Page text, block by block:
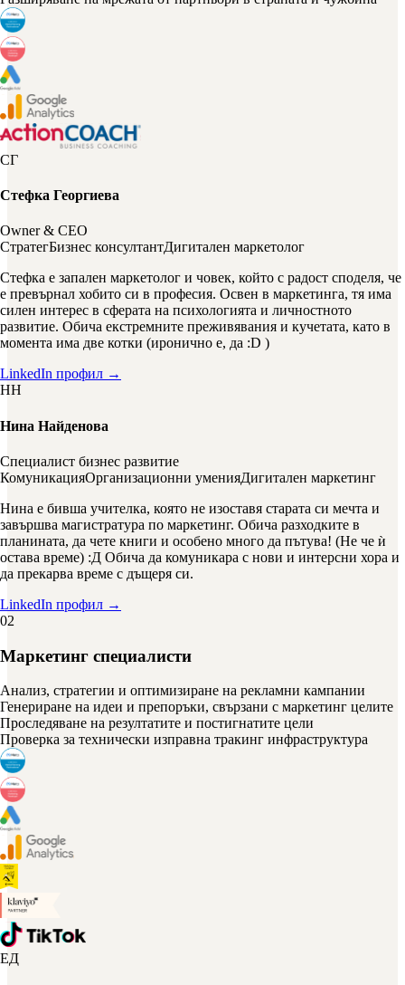
СГ
Стефка Георгиева
Owner & CEO
СтратегБизнес консултантДигитален маркетолог
Стефка е запален маркетолог и човек, който с радост споделя, че
е превърнал хобито си в професия. Освен в маркетинга, тя има
силен интерес в сферата на психологията и личностното
развитие. Обича екстремните преживявания и кучетата, като в
момента има две котки (иронично е, да :D )
LinkedIn профил →
НН
Нина Найденова
Специалист бизнес развитие
КомуникацияОрганизационни уменияДигитален маркетинг
Нина е бивша учителка, която не изоставя старата си мечта и
завършва магистратура по маркетинг. Обича разходките в
планината, да чете книги и особено много да пътува! (Не че ѝ
остава време) :Д Обича да комуникара с нови и интерсни хора и
да прекарва време с дъщеря си.
LinkedIn профил →
02
Маркетинг специалисти
Анализ, стратегии и оптимизиране на рекламни кампании
Генериране на идеи и препоръки, свързани с маркетинг целите
Проследяване на резултатите и постигнатите цели
Проверка за технически изправна тракинг инфраструктура
ЕД